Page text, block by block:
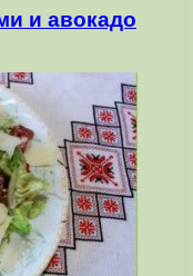
и авокадо